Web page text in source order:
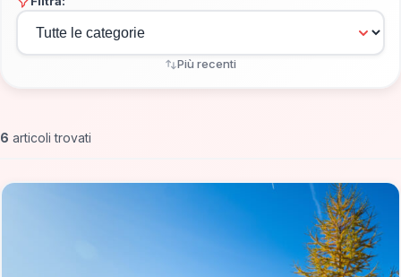
Più recenti
6 articoli trovati